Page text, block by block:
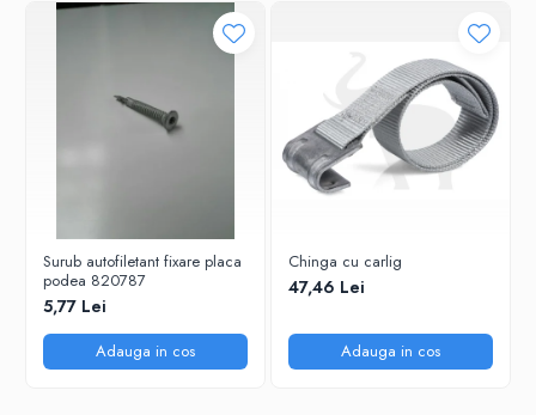
Surub autofiletant fixare placa
podea 820787
5,77 Lei
Adauga in cos
Chinga cu carlig
47,46 Lei
Adauga in cos